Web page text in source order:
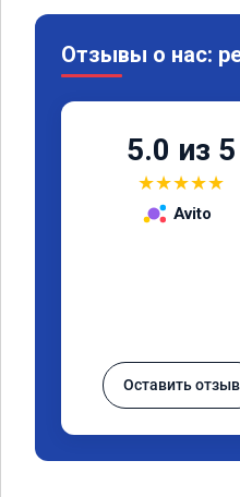
Отзывы о нас:
5.0 из 5
★★★★★
Avito
Оставить отзыв